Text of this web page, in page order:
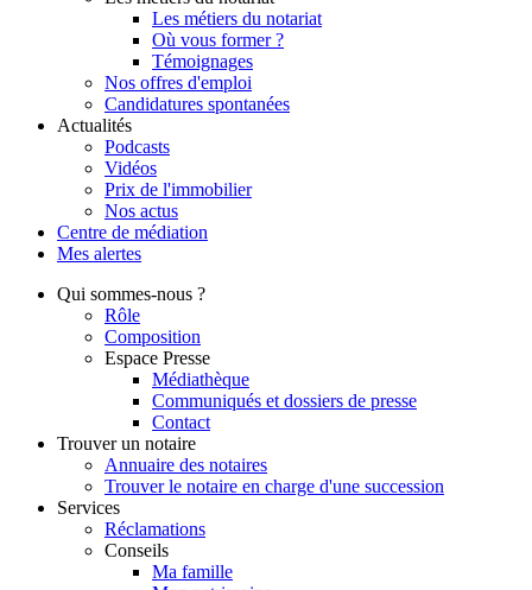
Les métiers du notariat
Où vous former ?
Témoignages
Nos offres d'emploi
Candidatures spontanées
Actualités
Podcasts
Vidéos
Prix de l'immobilier
Nos actus
Centre de médiation
Mes alertes
Qui sommes-nous ?
Rôle
Composition
Espace Presse
Médiathèque
Communiqués et dossiers de presse
Contact
Trouver un notaire
Annuaire des notaires
Trouver le notaire en charge d'une succession
Services
Réclamations
Conseils
Ma famille